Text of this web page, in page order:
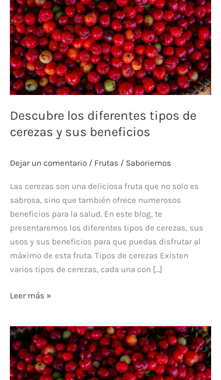
Descubre los diferentes tipos de
cerezas y sus beneficios
Dejar un comentario / Frutas / Saboriemos
Las cerezas son una deliciosa fruta que no solo es
sabrosa, sino que también ofrece numerosos
beneficios para la salud. En este blog, te
presentaremos los diferentes tipos de cerezas, sus
usos y sus beneficios para que puedas disfrutar al
máximo de esta fruta. Tipos de cerezas Existen
varios tipos de cerezas, cada una con […]
tipos
de
cerezas
y
sus
beneficios
Leer más »
Usos
de
las
cerezas